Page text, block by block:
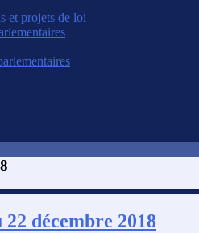
et projets de loi
22 décembre 2018